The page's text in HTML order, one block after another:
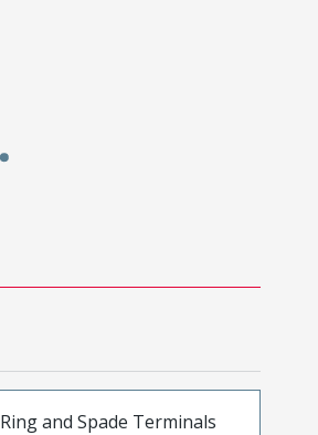
Ring and Spade Terminals